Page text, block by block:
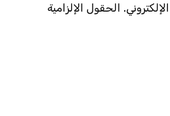
الحقول الإلزامية